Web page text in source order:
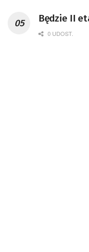
Badań
Będzie II
0 UDOST.